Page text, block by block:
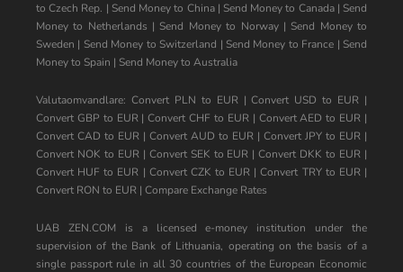
to Czech Rep. | Send Money to China| Send Money to Canada| Send
Money to Netherlands | Send Money to Norway| Send Money to
Sweden | Send Money to Switzerland | Send Money to France | Send
Money to Spain | Send Money to Australia
Valutaomvandlare: Convert PLN to EUR|Convert USD to EUR |
Convert GBP to EUR|Convert CHF to EUR| Convert AED to EUR |
Convert CAD to EUR | Convert AUD to EUR | Convert JPY to EUR |
Convert NOK to EUR| Convert SEK to EUR |Convert DKK to EUR |
Convert HUF to EUR | Convert CZK to EUR |Convert TRY to EUR|
Convert RON to EUR | Compare Exchange Rates
UAB ZEN.COM is a licensed e-money institution under the
supervision of the Bank of Lithuania, operating on the basis of a
single passport rule in all 30 countries of the European Economic